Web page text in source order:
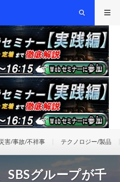
害/事故/不祥事 テクノロジー/製品
SBSグループが千